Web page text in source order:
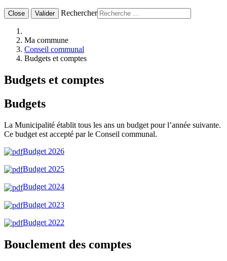
Close Valider Rechercher
Ma commune
Conseil communal
Budgets et comptes
Budgets et comptes
Budgets
La Municipalité établit tous les ans un budget pour l’année suivante.
Ce budget est accepté par le Conseil communal.
Budget 2026
Budget 2025
Budget 2024
Budget 2023
Budget 2022
Bouclement des comptes